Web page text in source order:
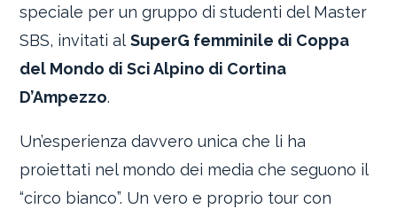
speciale per un gruppo di studenti del Master
SBS, invitati alSuperG femminile di Coppa
del Mondo di Sci Alpino di Cortina
D’Ampezzo.
Un’esperienza davvero unica che li ha
proiettati nel mondo dei media che seguono il
“circo bianco”. Un vero e proprio tour con